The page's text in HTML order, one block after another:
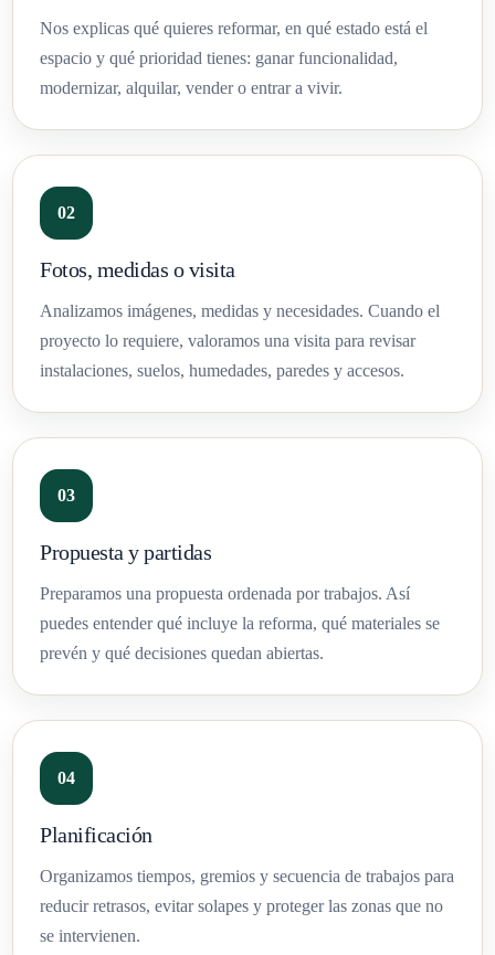
Nos explicas qué quieres reformar, en qué estado está el
espacio y qué prioridad tienes: ganar funcionalidad,
modernizar, alquilar, vender o entrar a vivir.
Fotos, medidas o visita
Analizamos imágenes, medidas y necesidades. Cuando el
proyecto lo requiere, valoramos una visita para revisar
instalaciones, suelos, humedades, paredes y accesos.
Propuesta y partidas
Preparamos una propuesta ordenada por trabajos. Así
puedes entender qué incluye la reforma, qué materiales se
prevén y qué decisiones quedan abiertas.
Planificación
Organizamos tiempos, gremios y secuencia de trabajos para
reducir retrasos, evitar solapes y proteger las zonas que no
se intervienen.